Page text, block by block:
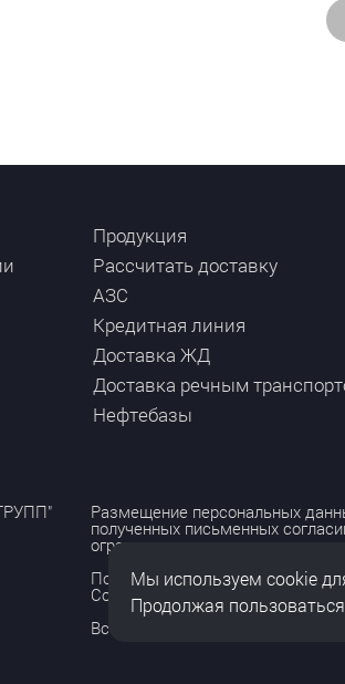
Продукция
Рассчитать доставку
АЗС
Кредитная линия
Доставка ЖД
Доставка речным
Нефтебазы
Размещение персональных
полученных письменных
ограничено и допускается
Политика обработки
Согласие на обработку
Все права защищены
Мы используем cookie
Продолжая